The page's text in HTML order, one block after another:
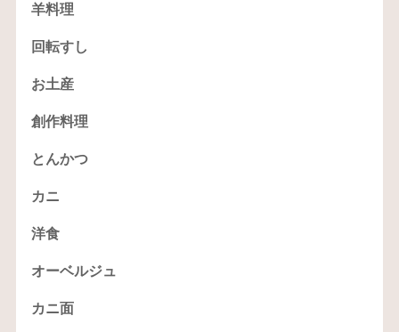
羊料理
回転すし
お土産
創作料理
とんかつ
カニ
洋食
オーベルジュ
カニ面